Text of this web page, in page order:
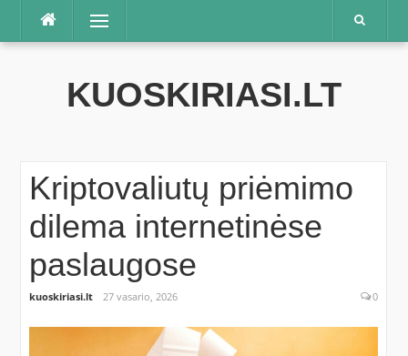
Praleisti
Meniu
KUOSKIRIASI.LT
Kriptovaliutų priėmimo
dilema internetinėse
paslaugose
kuoskiriasi.lt 27 vasario, 2026 0